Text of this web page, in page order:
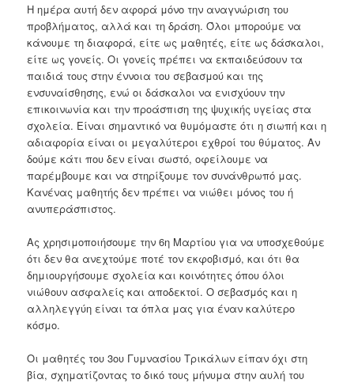
Η ημέρα αυτή δεν αφορά μόνο την αναγνώριση του
προβλήματος, αλλά και τη δράση. Όλοι μπορούμε να
κάνουμε τη διαφορά, είτε ως μαθητές, είτε ως δάσκαλοι,
είτε ως γονείς. Οι γονείς πρέπει να εκπαιδεύσουν τα
παιδιά τους στην έννοια του σεβασμού και της
ενσυναίσθησης, ενώ οι δάσκαλοι να ενισχύουν την
επικοινωνία και την προάσπιση της ψυχικής υγείας στα
σχολεία. Είναι σημαντικό να θυμόμαστε ότι η σιωπή και η
αδιαφορία είναι οι μεγαλύτεροι εχθροί του θύματος. Αν
δούμε κάτι που δεν είναι σωστό, οφείλουμε να
παρέμβουμε και να στηρίξουμε τον συνάνθρωπό μας.
Κανένας μαθητής δεν πρέπει να νιώθει μόνος του ή
ανυπεράσπιστος.
Ας χρησιμοποιήσουμε την 6η Μαρτίου για να υποσχεθούμε
ότι δεν θα ανεχτούμε ποτέ τον εκφοβισμό, και ότι θα
δημιουργήσουμε σχολεία και κοινότητες όπου όλοι
νιώθουν ασφαλείς και αποδεκτοί. Ο σεβασμός και η
αλληλεγγύη είναι τα όπλα μας για έναν καλύτερο
κόσμο.
Οι μαθητές του 3ου Γυμνασίου Τρικάλων είπαν όχι στη
βία, σχηματίζοντας το δικό τους μήνυμα στην αυλή του